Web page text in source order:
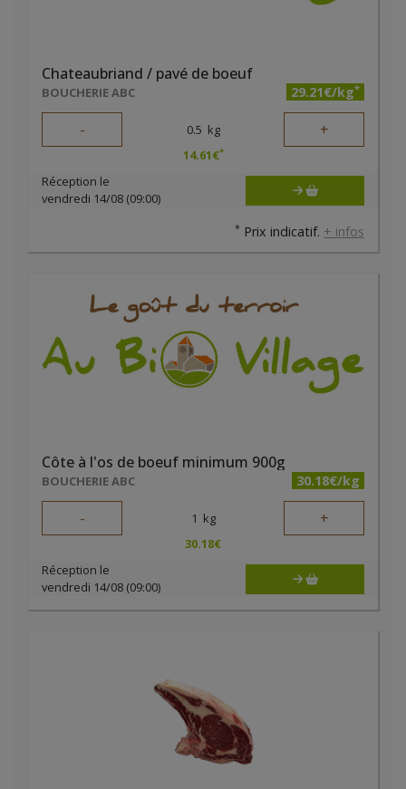
Chateaubriand / pavé de boeuf
BOUCHERIE ABC 29.21€/kg*
- 0.5 kg +
14.61€*
Réception le
vendredi 14/08 (09:00)
* Prix indicatif. + infos
Côte à l'os de boeuf minimum 900g
BOUCHERIE ABC 30.18€/kg
- 1 kg +
30.18€
Réception le
vendredi 14/08 (09:00)